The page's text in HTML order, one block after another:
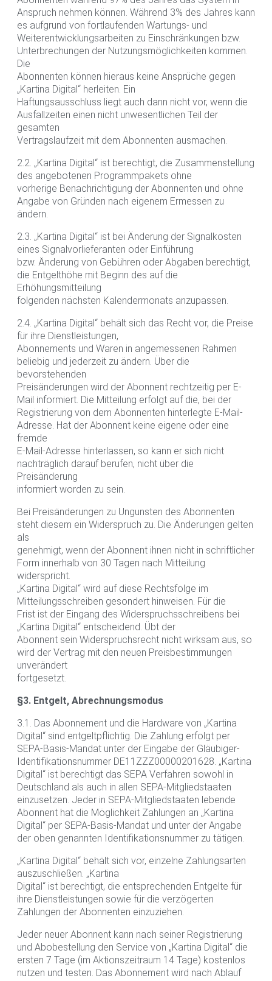
Anspruch nehmen können. Während 3% des Jahres kann
es aufgrund von fortlaufenden Wartungs- und
Weiterentwicklungsarbeiten zu Einschränkungen bzw.
Unterbrechungen der Nutzungsmöglichkeiten kommen.
Die
Abonnenten können hieraus keine Ansprüche gegen
„Kartina Digital“ herleiten. Ein
Haftungsausschluss liegt auch dann nicht vor, wenn die
Ausfallzeiten einen nicht unwesentlichen Teil der
gesamten
Vertragslaufzeit mit dem Abonnenten ausmachen.
2.2. „Kartina Digital“ ist berechtigt, die Zusammenstellung
des angebotenen Programmpakets ohne
vorherige Benachrichtigung der Abonnenten und ohne
Angabe von Gründen nach eigenem Ermessen zu
ändern.
2.3. „Kartina Digital“ ist bei Änderung der Signalkosten
eines Signalvorlieferanten oder Einführung
bzw. Änderung von Gebühren oder Abgaben berechtigt,
die Entgelthöhe mit Beginn des auf die
Erhöhungsmitteilung
folgenden nächsten Kalendermonats anzupassen.
2.4. „Kartina Digital“ behält sich das Recht vor, die Preise
für ihre Dienstleistungen,
Abonnements und Waren in angemessenen Rahmen
beliebig und jederzeit zu ändern. Über die
bevorstehenden
Preisänderungen wird der Abonnent rechtzeitig per E-
Mail informiert. Die Mitteilung erfolgt auf die, bei der
Registrierung von dem Abonnenten hinterlegte E-Mail-
Adresse. Hat der Abonnent keine eigene oder eine
fremde
E-Mail-Adresse hinterlassen, so kann er sich nicht
nachträglich darauf berufen, nicht über die
Preisänderung
informiert worden zu sein.
Bei Preisänderungen zu Ungunsten des Abonnenten
steht diesem ein Widerspruch zu. Die Änderungen gelten
als
genehmigt, wenn der Abonnent ihnen nicht in schriftlicher
Form innerhalb von 30 Tagen nach Mitteilung
widerspricht.
„Kartina Digital“ wird auf diese Rechtsfolge im
Mitteilungsschreiben gesondert hinweisen. Für die
Frist ist der Eingang des Widerspruchsschreibens bei
„Kartina Digital“ entscheidend. Übt der
Abonnent sein Widerspruchsrecht nicht wirksam aus, so
wird der Vertrag mit den neuen Preisbestimmungen
unverändert
fortgesetzt.
§3. Entgelt, Abrechnungsmodus
3.1. Das Abonnement und die Hardware von „Kartina
Digital“ sind entgeltpflichtig. Die Zahlung erfolgt per
SEPA-Basis-Mandat unter der Eingabe der Gläubiger-
Identifikationsnummer DE11ZZZ00000201628. „Kartina
Digital“ ist berechtigt das SEPA Verfahren sowohl in
Deutschland als auch in allen SEPA-Mitgliedstaaten
einzusetzen. Jeder in SEPA-Mitgliedstaaten lebende
Abonnent hat die Möglichkeit Zahlungen an „Kartina
Digital“ per SEPA-Basis-Mandat und unter der Angabe
der oben genannten Identifikationsnummer zu tätigen.
„Kartina Digital“ behält sich vor, einzelne Zahlungsarten
auszuschließen. „Kartina
Digital“ ist berechtigt, die entsprechenden Entgelte für
ihre Dienstleistungen sowie für die verzögerten
Zahlungen der Abonnenten einzuziehen.
Jeder neuer Abonnent kann nach seiner Registrierung
und Abobestellung den Service von „Kartina Digital“ die
ersten 7 Tage (im Aktionszeitraum 14 Tage) kostenlos
nutzen und testen. Das Abonnement wird nach Ablauf